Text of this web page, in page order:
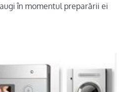
în momentul preparării ei